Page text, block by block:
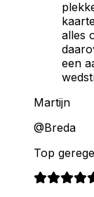
alles
een
Martijn
@Breda
Top